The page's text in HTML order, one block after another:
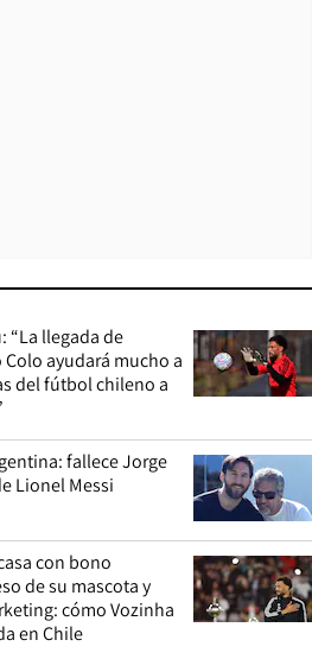
“La llegada de
Colo ayudará mucho a
del fútbol chileno a
fallece Jorge
Lionel Messi
con bono
de su mascota y
cómo Vozinha
en Chile